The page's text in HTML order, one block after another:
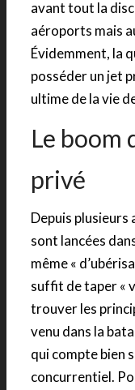
avant tout la
aéroports mais
Évidemment, la
posséder un jet
ultime de la vie
Le boom
privé
Depuis plusieurs
sont lancées
même «
suffit de taper «
trouver les
venu dans la
qui compte bien
concurrentiel.